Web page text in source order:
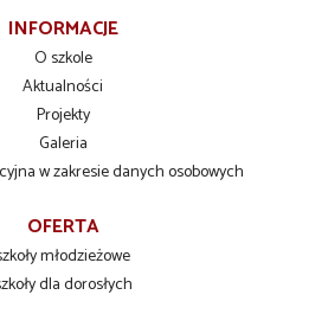
INFORMACJE
O szkole
Aktualności
Projekty
Galeria
w zakresie danych osobowych
OFERTA
młodzieżowe
dla dorosłych